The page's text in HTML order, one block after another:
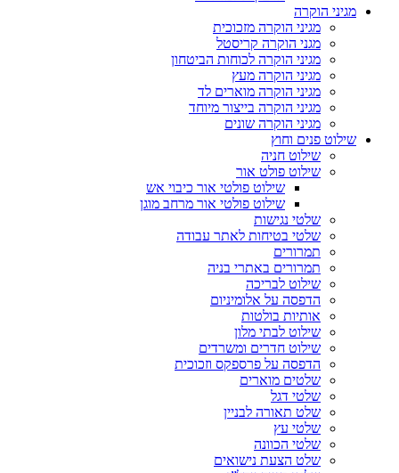
מגיני הוקרה
מגיני הוקרה מזכוכית
מגני הוקרה קריסטל
מגיני הוקרה לכוחות הביטחון
מגיני הוקרה מעץ
מגיני הוקרה מוארים לד
מגיני הוקרה בייצור מיוחד
מגיני הוקרה שונים
שילוט פנים וחוץ
שילוט חניה
שילוט פולט אור
שילוט פולטי אור כיבוי אש
שילוט פולטי אור מרחב מוגן
שלטי נגישות
שלטי בטיחות לאתר עבודה
תמרורים
תמרורים באתרי בניה
שילוט לבריכה
הדפסה על אלומיניום
אותיות בולטות
שילוט לבתי מלון
שילוט חדרים ומשרדים
הדפסה על פרספקס וזכוכית
שלטים מוארים
שלטי דגל
שלט תאורה לבניין
שלטי עץ
שלטי הכוונה
שלט הצעת נישואים